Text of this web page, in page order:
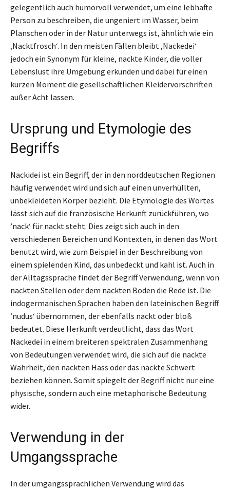
gelegentlich auch humorvoll verwendet, um eine lebhafte
Person zu beschreiben, die ungeniert im Wasser, beim
Planschen oder in der Natur unterwegs ist, ähnlich wie ein
‚Nacktfrosch‘. In den meisten Fällen bleibt ‚Nackedei‘
jedoch ein Synonym für kleine, nackte Kinder, die voller
Lebenslust ihre Umgebung erkunden und dabei für einen
kurzen Moment die gesellschaftlichen Kleidervorschriften
außer Acht lassen.
Ursprung und Etymologie des
Begriffs
Nackidei ist ein Begriff, der in den norddeutschen Regionen
häufig verwendet wird und sich auf einen unverhüllten,
unbekleideten Körper bezieht. Die Etymologie des Wortes
lässt sich auf die französische Herkunft zurückführen, wo
’nack‘ für nackt steht. Dies zeigt sich auch in den
verschiedenen Bereichen und Kontexten, in denen das Wort
benutzt wird, wie zum Beispiel in der Beschreibung von
einem spielenden Kind, das unbedeckt und kahl ist. Auch in
der Alltagssprache findet der Begriff Verwendung, wenn von
nackten Stellen oder dem nackten Boden die Rede ist. Die
indogermanischen Sprachen haben den lateinischen Begriff
’nudus‘ übernommen, der ebenfalls nackt oder bloß
bedeutet. Diese Herkunft verdeutlicht, dass das Wort
Nackedei in einem breiteren spektralen Zusammenhang
von Bedeutungen verwendet wird, die sich auf die nackte
Wahrheit, den nackten Hass oder das nackte Schwert
beziehen können. Somit spiegelt der Begriff nicht nur eine
physische, sondern auch eine metaphorische Bedeutung
wider.
Verwendung in der
Umgangssprache
In der umgangssprachlichen Verwendung wird das